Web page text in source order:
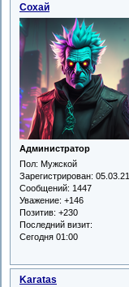
Сохай
Администратор
Пол: Мужской
Зарегистрирован: 05.03.21
Сообщений: 1447
Уважение: +146
Позитив: +230
Последний визит:
Сегодня 01:00
Karatas